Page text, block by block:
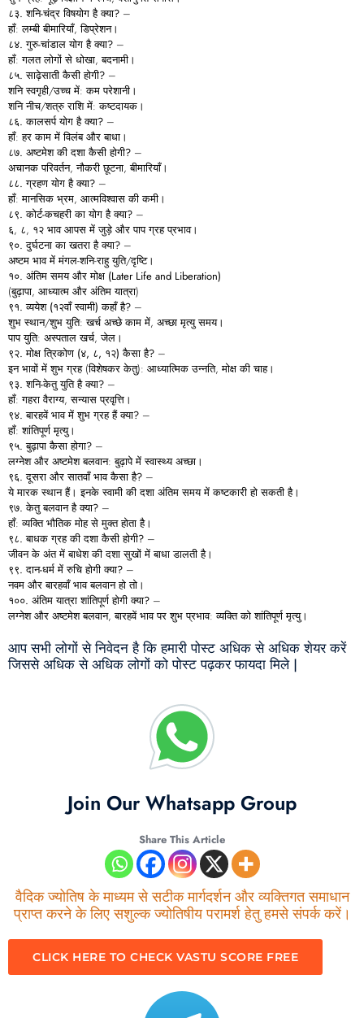
८३.शनि-चंद्रविषयोगहैक्या? –
हाँ: लम्बी बीमारियाँ, डिप्रेशन।
८४.गुरु-चांडालयोगहैक्या? –
हाँ: गलत लोगों से धोखा, बदनामी।
८५.साढ़ेसातीकैसीहोगी? –
शनि स्वगृही/उच्च में: कम परेशानी।
शनि नीच/शत्रु राशि में: कष्टदायक।
८६.कालसर्पयोगहैक्या? –
हाँ: हर काम में विलंब और बाधा।
८७. अष्टमेशकीदशाकैसीहोगी? –
अचानक परिवर्तन, नौकरी छूटना, बीमारियाँ।
८८.ग्रहणयोगहैक्या? –
हाँ: मानसिक भ्रम, आत्मविश्वास की कमी।
८९.कोर्ट-कचहरीकायोगहैक्या? –
६, ८, १२ भाव आपस में जुड़े और पाप ग्रह प्रभाव।
९०.दुर्घटनाकाखतराहैक्या? –
अष्टम भाव में मंगल-शनि-राहु युति/दृष्टि।
१०. अंतिमसमयऔरमोक्ष (Later Life and Liberation)
(बुढ़ापा, आध्यात्म और अंतिम यात्रा)
९१.व्ययेश (१२वाँस्वामी)कहाँहै? –
शुभ स्थान/शुभ युति: खर्च अच्छे काम में, अच्छा मृत्यु समय।
पाप युति: अस्पताल खर्च, जेल।
९२.मोक्षत्रिकोण (४, ८, १२)कैसाहै? –
इन भावों में शुभ ग्रह (विशेषकर केतु): आध्यात्मिक उन्नति, मोक्ष की चाह।
९३.शनि-केतुयुतिहैक्या? –
हाँ: गहरा वैराग्य, सन्यास प्रवृत्ति।
९४.बारहवेंभावमेंशुभग्रहहैंक्या? –
हाँ: शांतिपूर्ण मृत्यु।
९५.बुढ़ापाकैसाहोगा? –
लग्नेश और अष्टमेश बलवान: बुढ़ापे में स्वास्थ्य अच्छा।
९६.दूसरा औरसातवाँभावकैसाहै? –
ये मारक स्थान हैं। इनके स्वामी की दशा अंतिम समय में कष्टकारी हो सकती है।
९७.केतुबलवानहैक्या? –
हाँ: व्यक्ति भौतिक मोह से मुक्त होता है।
९८.बाधकग्रहकीदशाकैसीहोगी? –
जीवन के अंत में बाधेश की दशा सुखों में बाधा डालती है।
९९.दान-धर्ममेंरुचिहोगीक्या? –
नवम और बारहवाँ भाव बलवान हो तो।
१००. अंतिमयात्राशांतिपूर्णहोगीक्या? –
लग्नेश और अष्टमेश बलवान, बारहवें भाव पर शुभ प्रभाव: व्यक्ति को शांतिपूर्ण मृत्यु।
आप सभी लोगों से निवेदन है कि हमारी पोस्ट अधिक से अधिक शेयर करें
जिससे अधिक से अधिक लोगों को पोस्ट पढ़कर फायदा मिले |
Join Our Whatsapp Group
Share This Article
वैदिक ज्योतिष के माध्यम से सटीक मार्गदर्शन और व्यक्तिगत समाधान
प्राप्त करने के लिए सशुल्क ज्योतिषीय परामर्श हेतु हमसे संपर्क करें।
CLICK HERE TO CHECK VASTU SCORE FREE